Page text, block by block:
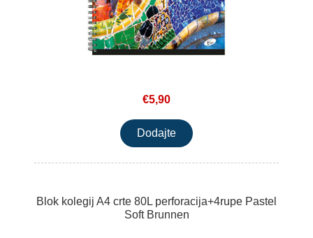
€5,90
Blok kolegij A4 crte 80L perforacija+4rupe Pastel
Soft Brunnen